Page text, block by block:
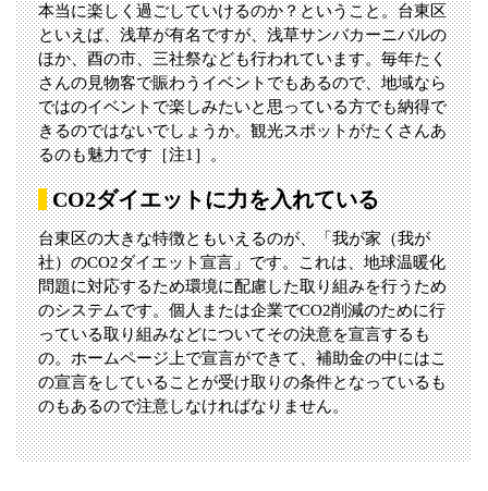
本当に楽しく過ごしていけるのか？ということ。台東区
といえば、浅草が有名ですが、浅草サンバカーニバルの
ほか、酉の市、三社祭なども行われています。毎年たく
さんの見物客で賑わうイベントでもあるので、地域なら
ではのイベントで楽しみたいと思っている方でも納得で
きるのではないでしょうか。観光スポットがたくさんあ
るのも魅力です［注1］。
CO2ダイエットに力を入れている
台東区の大きな特徴ともいえるのが、「我が家（我が
社）のCO2ダイエット宣言」です。これは、地球温暖化
問題に対応するため環境に配慮した取り組みを行うため
のシステムです。個人または企業でCO2削減のために行
っている取り組みなどについてその決意を宣言するも
の。ホームページ上で宣言ができて、補助金の中にはこ
の宣言をしていることが受け取りの条件となっているも
のもあるので注意しなければなりません。